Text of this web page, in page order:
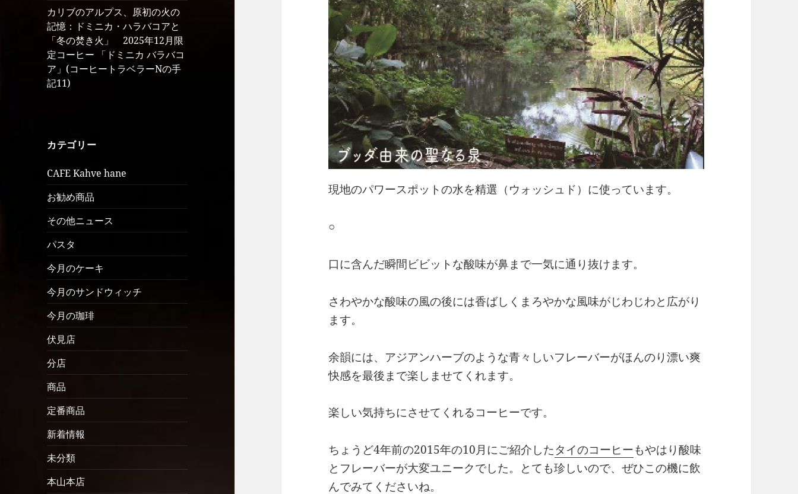
カリブのアルプス、原初の火の
記憶：ドミニカ・ハラバコアと
「冬の焚き火」 2025年12月限
定コーヒー 「ドミニカ バラバコ
ア」(コーヒートラベラーNの手
記11)
カテゴリー
CAFE Kahve hane
お勧め商品
その他ニュース
パスタ
今月のケーキ
今月のサンドウィッチ
今月の珈琲
伏見店
分店
商品
定番商品
新着情報
未分類
本山本店
現地のパワースポットの水を精選（ウォッシュド）に使っています。
○
口に含んだ瞬間ビビットな酸味が鼻まで一気に通り抜けます。
さわやかな酸味の風の後には香ばしくまろやかな風味がじわじわと広がり
ます。
余韻には、アジアンハーブのような青々しいフレーバーがほんのり漂い爽
快感を最後まで楽しませてくれます。
楽しい気持ちにさせてくれるコーヒーです。
ちょうど4年前の2015年の10月にご紹介したタイのコーヒーもやはり酸味
とフレーバーが大変ユニークでした。とても珍しいので、ぜひこの機に飲
んでみてくださいね。